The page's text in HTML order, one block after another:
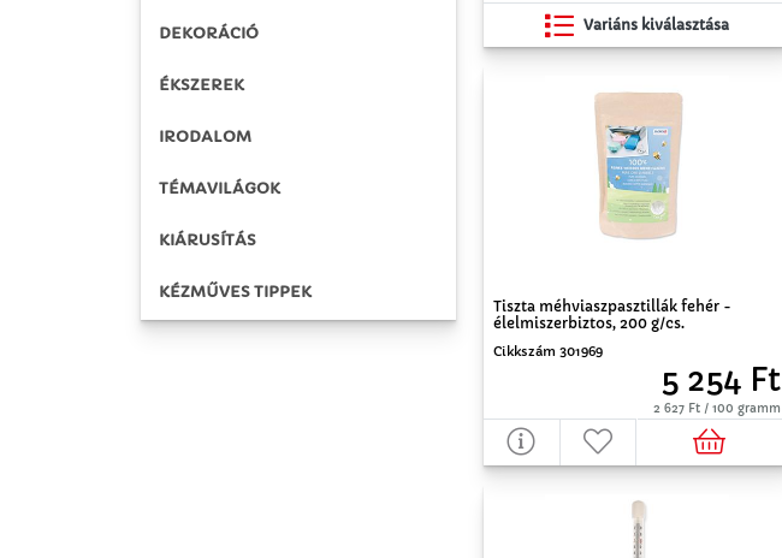
DEKORÁCIÓ
ÉKSZEREK
IRODALOM
TÉMAVILÁGOK
KIÁRUSÍTÁS
KÉZMŰVES TIPPEK
Variáns kiválasztása
Tiszta méhviaszpasztillák fehér -
élelmiszerbiztos, 200 g/cs.
Cikkszám 301969
5 254 Ft
2 627 Ft / 100 gramm